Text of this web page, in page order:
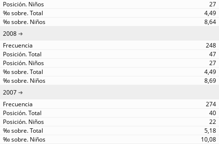
27
4,49
8,64
2008
248
47
27
4,49
8,69
2007
274
40
22
5,18
10,08